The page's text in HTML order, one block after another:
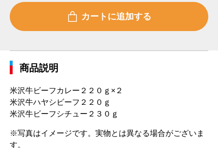
商品説明
米沢牛ビーフカレー２２０ｇ×２
米沢牛ハヤシビーフ２２０ｇ
米沢牛ビーフシチュー２３０ｇ
※写真はイメージです。実物とは異なる場合がございま
す。